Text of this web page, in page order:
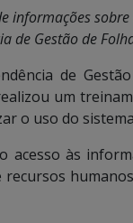
informações
de Gestão de
de
um
o uso do
às